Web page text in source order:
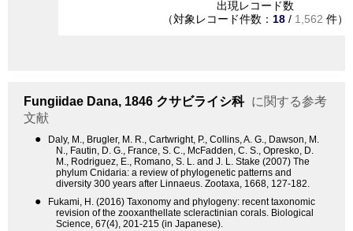
出現レコード数
（対象レコード件数： 18 / 1,562 件）
Fungiidae Dana, 1846 クサビライシ科 に関する参考
文献
●
Daly, M., Brugler, M. R., Cartwright, P., Collins, A. G., Dawson, M.
N., Fautin, D. G., France, S. C., McFadden, C. S., Opresko, D.
M., Rodriguez, E., Romano, S. L. and J. L. Stake (2007) The
phylum Cnidaria: a review of phylogenetic patterns and
diversity 300 years after Linnaeus. Zootaxa, 1668, 127-182.
●
Fukami, H. (2016) Taxonomy and phylogeny: recent taxonomic
revision of the zooxanthellate scleractinian corals. Biological
Science, 67(4), 201-215 (in Japanese).